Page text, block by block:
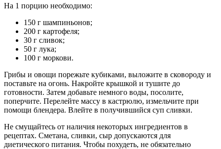
На 1 порцию необходимо:
150 г шампиньонов;
200 г картофеля;
30 г сливок;
50 г лука;
100 г моркови.
Грибы и овощи порежьте кубиками, выложите в сковороду и
поставьте на огонь. Накройте крышкой и тушите до
готовности. Затем добавьте немного воды, посолите,
поперчите. Перелейте массу в кастрюлю, измельчите при
помощи блендера. Влейте в получившийся суп сливки.
Не смущайтесь от наличия некоторых ингредиентов в
рецептах. Сметана, сливки, сыр допускаются для
диетического питания. Чтобы похудеть, не обязательно